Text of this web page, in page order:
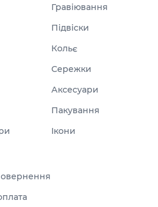
Гравіювання
Підвіски
Кольє
Сережки
Аксесуари
Пакування
Ікони